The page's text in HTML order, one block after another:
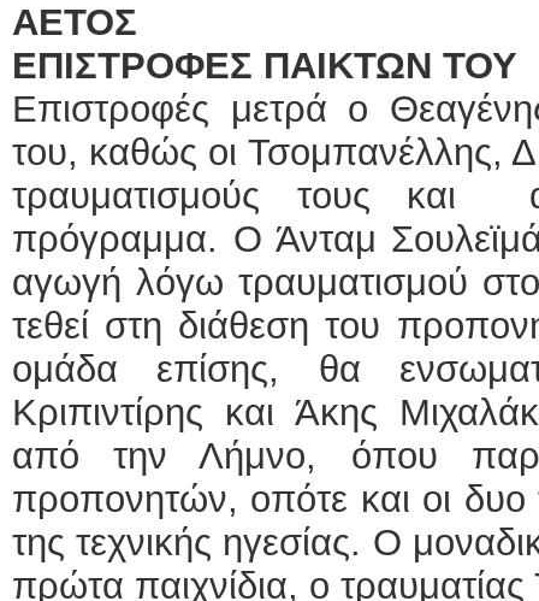
ΑΕΤΟΣ
ΕΠΙΣΤΡΟΦΕΣ ΠΑΙΚΤΩΝ ΤΟΥ
Επιστροφές μετρά ο
του, καθώς οι Τσομπανέλλης,
τραυματισμούς τους και
πρόγραμμα. Ο Άνταμ
αγωγή λόγω τραυματισμού
τεθεί στη διάθεση του
ομάδα επίσης, θα
Κριπιντίρης και Άκης
από την Λήμνο, όπου
προπονητών, οπότε και οι δυο
της τεχνικής ηγεσίας. Ο
πρώτα παιχνίδια, ο